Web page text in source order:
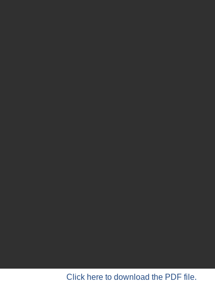
Click here to download the PDF file.